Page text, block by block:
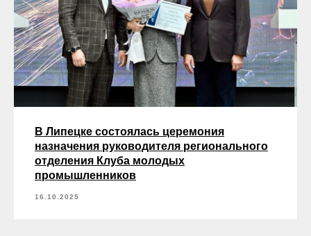
В Липецке состоялась церемония
назначения руководителя регионального
отделения Клуба молодых
промышленников
16.10.2025
+7 (900) 078-78-30
info-kmp@yandex.ru